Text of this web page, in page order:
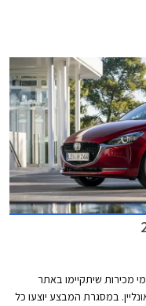
התצוגה של מאזדה בין
מכירות שיתקיימו באתר
במסגרת המבצע יוצעו כל